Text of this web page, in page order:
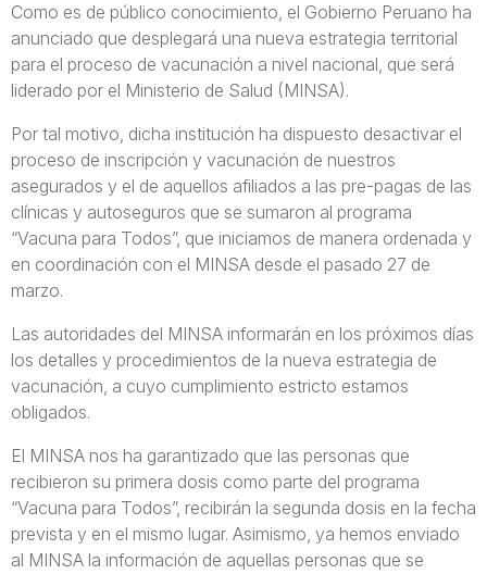
Como es de público conocimiento, el Gobierno Peruano ha
anunciado que desplegará una nueva estrategia territorial
para el proceso de vacunación a nivel nacional, que será
liderado por el Ministerio de Salud (MINSA).
Por tal motivo, dicha institución ha dispuesto desactivar el
proceso de inscripción y vacunación de nuestros
asegurados y el de aquellos afiliados a las pre-pagas de las
clínicas y autoseguros que se sumaron al programa
“Vacuna para Todos”, que iniciamos de manera ordenada y
en coordinación con el MINSA desde el pasado 27 de
marzo.
Las autoridades del MINSA informarán en los próximos días
los detalles y procedimientos de la nueva estrategia de
vacunación, a cuyo cumplimiento estricto estamos
obligados.
El MINSA nos ha garantizado que las personas que
recibieron su primera dosis como parte del programa
“Vacuna para Todos”, recibirán la segunda dosis en la fecha
prevista y en el mismo lugar. Asimismo, ya hemos enviado
al MINSA la información de aquellas personas que se